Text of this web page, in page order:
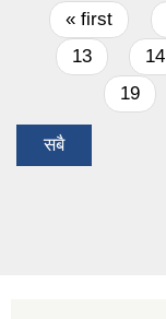
Pages
« first
13
14
19
सबै